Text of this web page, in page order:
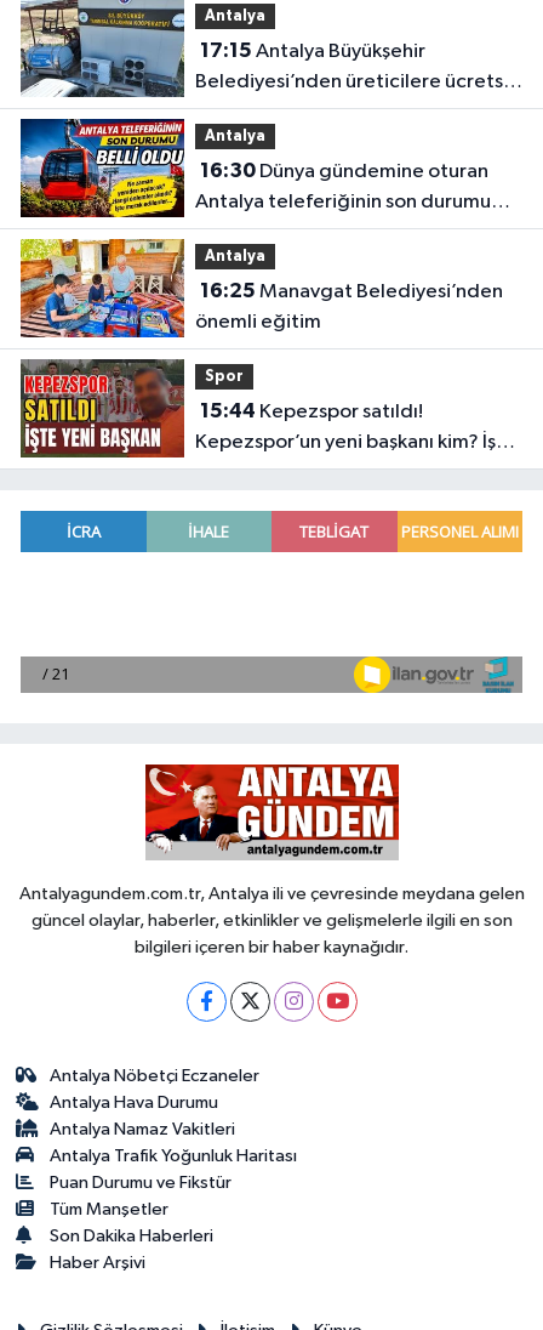
Antalya
17:15
Belediyesi’nden üreticilere ücretsiz
destek
Antalya
16:30Dünya gündemine oturan
Antalya teleferiğinin son durumu
belli oldu
Antalya
16:25
önemli eğitim
Spor
15:44
Kepezspor’un yeni başkanı kim? İşte
yeni başkan
Antalyagundem.com.tr, Antalya ili ve çevresinde meydana gelen
güncel olaylar, haberler, etkinlikler ve gelişmelerle ilgili en son
bilgileri içeren bir haber kaynağıdır.
Antalya Nöbetçi Eczaneler
Antalya Hava Durumu
Antalya Namaz Vakitleri
Antalya Trafik Yoğunluk Haritası
Puan Durumu ve Fikstür
Tüm Manşetler
Son Dakika Haberleri
Haber Arşivi